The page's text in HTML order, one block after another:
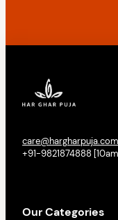
care@hargharpuja.com
+91-9821874888
Our Categories